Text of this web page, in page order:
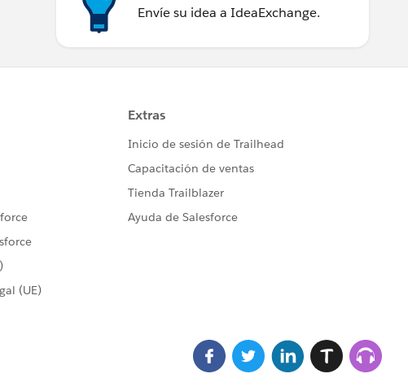
Envíe su idea a IdeaExchange.